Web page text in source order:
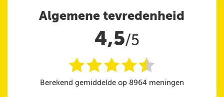
Algemene tevredenheid
4,5/5
iiiii
@
Berekend gemiddelde op 8964 meningen